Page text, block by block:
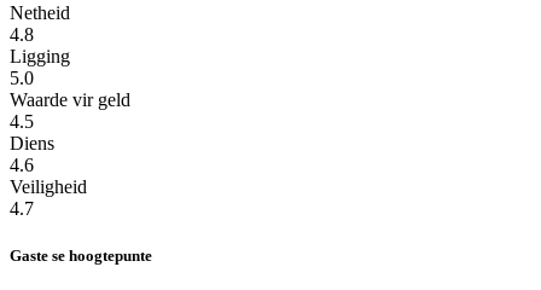
Netheid
4.8
Ligging
5.0
Waarde vir geld
4.5
Diens
4.6
Veiligheid
4.7
Gaste se hoogtepunte